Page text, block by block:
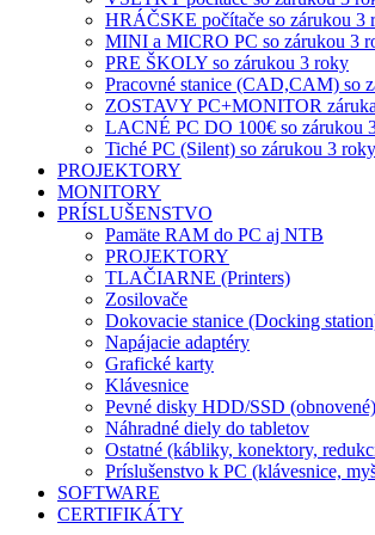
HRÁČSKE počítače so zárukou 3
MINI a MICRO PC so zárukou 3
PRE ŠKOLY so zárukou 3 roky
Pracovné stanice (CAD,CAM) so
ZOSTAVY PC+MONITOR
LACNÉ PC DO 100€ so zárukou
Tiché PC (Silent) so zárukou 3 roky
PROJEKTORY
MONITORY
PRÍSLUŠENSTVO
Pamäte RAM do PC aj NTB
PROJEKTORY
TLAČIARNE (Printers)
Zosilovače
Dokovacie stanice (Docking
Napájacie adaptéry
Grafické karty
Klávesnice
Pevné disky HDD/SSD
Náhradné diely do tabletov
Ostatné (kábliky, konektory,
Príslušenstvo k PC (klávesnice,
SOFTWARE
CERTIFIKÁTY